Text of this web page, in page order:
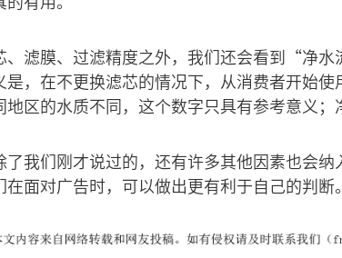
、滤膜、过滤精度之外，我们还会看到“
，在不更换滤芯的情况下，从消费者开始使
地区的水质不同，这个数字只具有参考意义；
了我们刚才说过的，还有许多其他因素也会
面对广告时，可以做出更有利于自己的判断。